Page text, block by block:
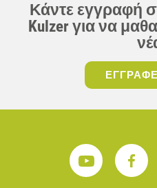
Κάντε εγγραφή
Kulzer για να